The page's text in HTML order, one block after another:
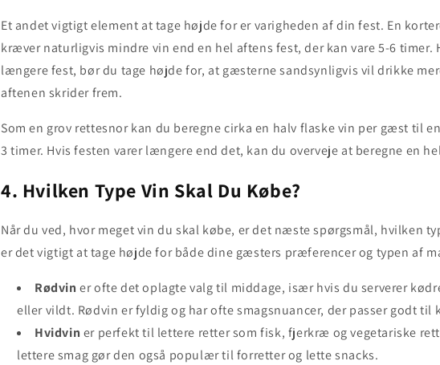
Et andet vigtigt element at tage højde for er varigheden af din fest. En
kræver naturligvis mindre vin end en hel aftens fest, der kan vare 5-6 timer.
længere fest, bør du tage højde for, at gæsterne sandsynligvis vil drikke
aftenen skrider frem.
Som en grov rettesnor kan du beregne cirka en halv flaske vin per gæst til
3 timer. Hvis festen varer længere end det, kan du overveje at beregne en
4. Hvilken Type Vin Skal Du Købe?
Når du ved, hvor meget vin du skal købe, er det næste spørgsmål, hvilken
er det vigtigt at tage højde for både dine gæsters præferencer og typen af
Rødvin er ofte det oplagte valg til middage, især hvis du serverer
eller vildt. Rødvin er fyldig og har ofte smagsnuancer, der passer godt til
Hvidvin er perfekt til lettere retter som fisk, fjerkræ og vegetariske
lettere smag gør den også populær til forretter og lette snacks.